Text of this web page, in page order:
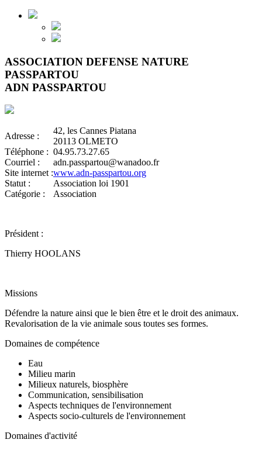
ASSOCIATION DEFENSE NATURE
PASSPARTOU
ADN PASSPARTOU
Adresse :
42, les Cannes Piatana
20113 OLMETO
Téléphone : 04.95.73.27.65
Courriel :
adn.passpartou@wanadoo.fr
Site internet :www.adn-passpartou.org
Statut :
Association loi 1901
Catégorie :
Association
Président :
Thierry HOOLANS
Missions
Défendre la nature ainsi que le bien être et le droit des animaux.
Revalorisation de la vie animale sous toutes ses formes.
Domaines de compétence
Eau
Milieu marin
Milieux naturels, biosphère
Communication, sensibilisation
Aspects techniques de l'environnement
Aspects socio-culturels de l'environnement
Domaines d'activité